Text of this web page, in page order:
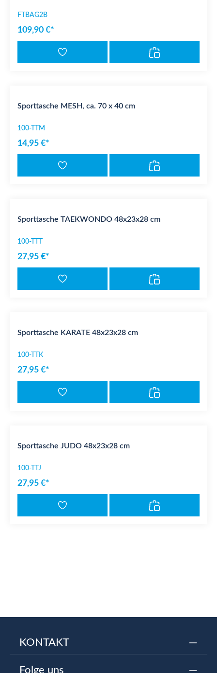
FTBAG2B
109,90 €*
Sporttasche MESH, ca. 70 x 40 cm
100-TTM
14,95 €*
Sporttasche TAEKWONDO 48x23x28 cm
100-TTT
27,95 €*
Sporttasche KARATE 48x23x28 cm
100-TTK
27,95 €*
Sporttasche JUDO 48x23x28 cm
100-TTJ
27,95 €*
KONTAKT
Folge uns